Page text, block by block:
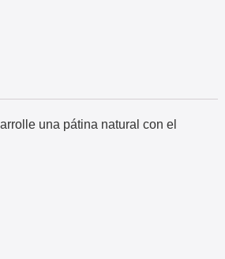
una pátina natural con el